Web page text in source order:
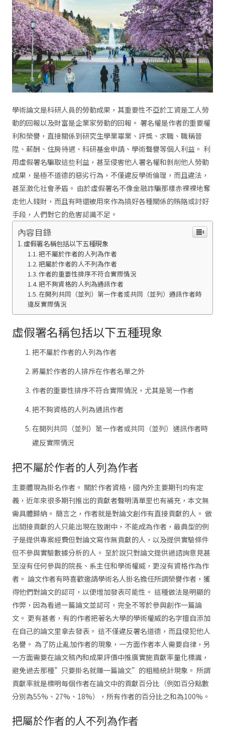
學術論文是科研人員的勞動成果，其重要性不亞於工資是工人勞
動的回報以及財富是企業家勞動的回報。 署名權是作者的重要權
利和榮譽，直接關係到研究生學業畢業、評獎、求職、職稱晉
陞、薪酬、住房待遇、科研基金申請、學術聲譽等個人利益。 利
用虛假署名騙取這些利益，甚至侵害他人署名權和剝削他人勞動
成果，是極不道德的惡劣行為，不僅違反學術倫理，而且違法，
甚至激化社會矛盾。 由於虛假署名不像金融詐騙那樣赤裸裸地奪
走他人錢財，而且有時還被用來作為搞好各種關係的賄賂或討好
手段，人們對它的危害認識不足。
內容目錄
虛假署名稱包括以下五種現象
把不屬於作者的人列為作者
把屬於作者的人不列為作者
作者的重要性排序不符合實際情況
把不夠資格的人列為通訊作者
在開列共同（並列）第一作者或共同（並列）通訊作者時
違反實際情況
虛假署名稱包括以下五種現象
把不屬於作者的人列為作者
將屬於作者的人排斥在作者名單之外
作者的重要性排序不符合實際情況，尤其是第一作者
把不夠資格的人列為通訊作者
在開列共同（並列）第一作者或共同（並列）通訊作者時
違反實際情況
把不屬於作者的人列為作者
主要體現為掛名作者。 關於作者資格，國內外主要期刊均有定
義，近年來很多期刊推出的貢獻者聲明清單里也有補充，本文無
需具體歸納。 簡言之，作者就是對論文創作有直接貢獻的人。 做
出間接貢獻的人只能出現在致謝中，不能成為作者，最典型的例
子是提供專案經費但對論文寫作無貢獻的人，以及提供實驗條件
但不參與實驗數據分析的人。 至於說只對論文提供過諮詢意見甚
至沒有任何參與的院長、系主任和學術權威，更沒有資格作為作
者。 論文作者有時喜歡邀請學術名人掛名擔任所謂榮譽作者，獲
得他們對論文的認可，以便增加發表可能性。 這種做法是明顯的
作弊，因為看過一篇論文並認可，完全不等於參與創作一篇論
文。 更有甚者，有的作者把著名大學的學術權威的名字擅自添加
在自己的論文里拿去發表。 這不僅違反署名道德，而且侵犯他人
名譽。 為了防止亂加作者的現象，一方面作者本人需要自律，另
一方面需要在論文稿內和成果評價中推廣實施貢獻率量化標識，
避免過去那種”只要掛名就賺一篇論文”的粗糙統計現象。 所謂
貢獻率就是標明每個作者在論文中的貢獻百分比（例如百分點數
分別為55%、27%、18%），所有作者的百分比之和為100%。
把屬於作者的人不列為作者